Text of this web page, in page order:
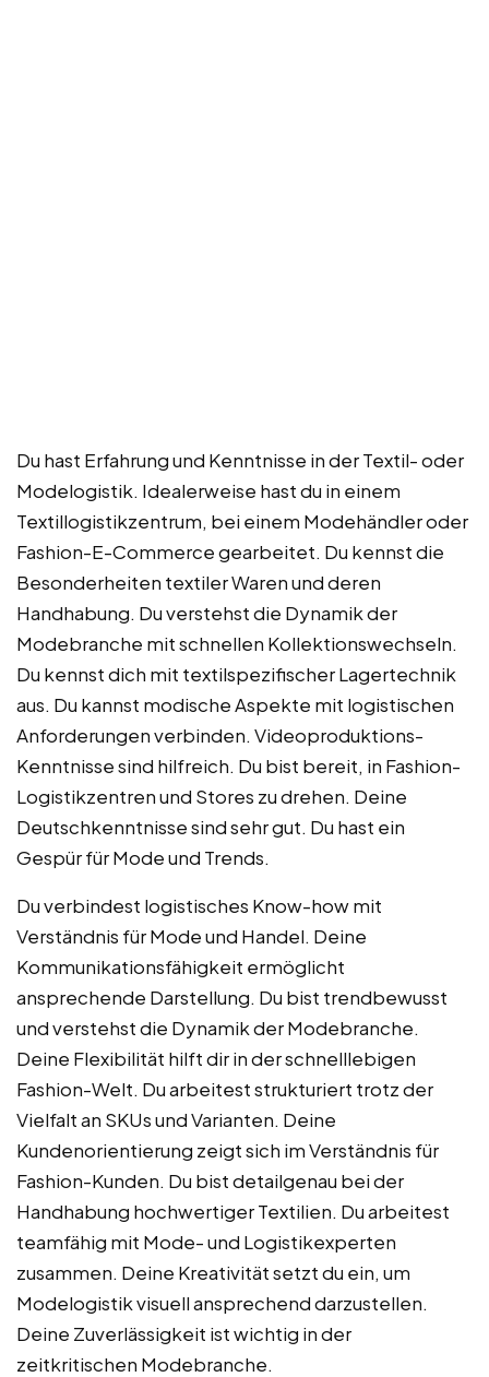
Du hast Erfahrung und Kenntnisse in der Textil- oder
Modelogistik. Idealerweise hast du in einem
Textillogistikzentrum, bei einem Modehändler oder
Fashion-E-Commerce gearbeitet. Du kennst die
Besonderheiten textiler Waren und deren
Handhabung. Du verstehst die Dynamik der
Modebranche mit schnellen Kollektionswechseln.
Du kennst dich mit textilspezifischer Lagertechnik
aus. Du kannst modische Aspekte mit logistischen
Anforderungen verbinden. Videoproduktions-
Kenntnisse sind hilfreich. Du bist bereit, in Fashion-
Logistikzentren und Stores zu drehen. Deine
Deutschkenntnisse sind sehr gut. Du hast ein
Gespür für Mode und Trends.
Du verbindest logistisches Know-how mit
Verständnis für Mode und Handel. Deine
Kommunikationsfähigkeit ermöglicht
ansprechende Darstellung. Du bist trendbewusst
und verstehst die Dynamik der Modebranche.
Deine Flexibilität hilft dir in der schnelllebigen
Fashion-Welt. Du arbeitest strukturiert trotz der
Vielfalt an SKUs und Varianten. Deine
Kundenorientierung zeigt sich im Verständnis für
Fashion-Kunden. Du bist detailgenau bei der
Handhabung hochwertiger Textilien. Du arbeitest
teamfähig mit Mode- und Logistikexperten
zusammen. Deine Kreativität setzt du ein, um
Modelogistik visuell ansprechend darzustellen.
Deine Zuverlässigkeit ist wichtig in der
zeitkritischen Modebranche.